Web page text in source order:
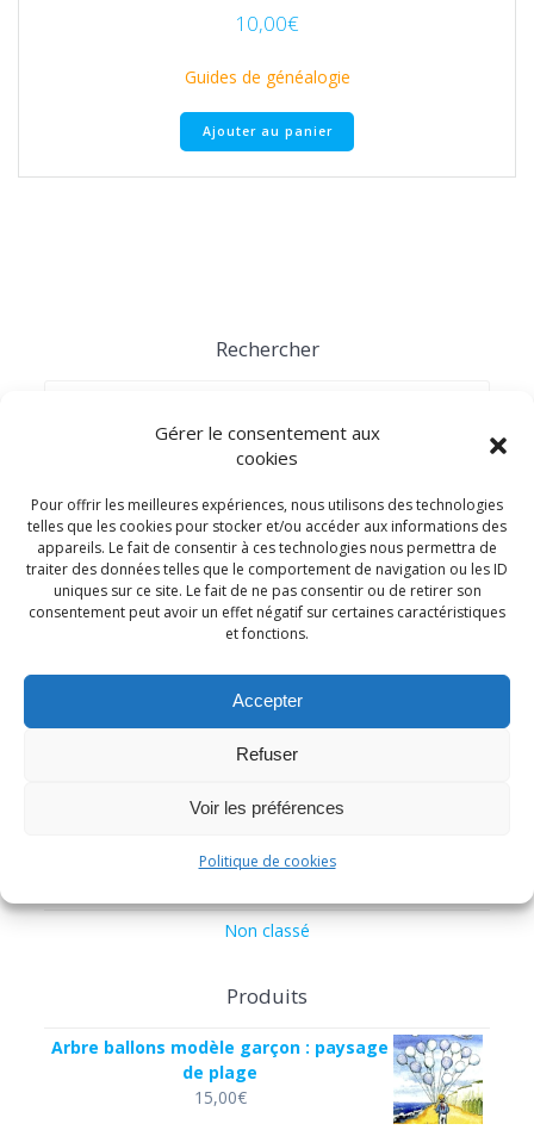
Gérer le consentement aux
cookies
Pour offrir les meilleures expériences, nous utilisons des technologies
telles que les cookies pour stocker et/ou accéder aux informations des
appareils. Le fait de consentir à ces technologies nous permettra de
traiter des données telles que le comportement de navigation ou les ID
uniques sur ce site. Le fait de ne pas consentir ou de retirer son
consentement peut avoir un effet négatif sur certaines caractéristiques
et fonctions.
Accepter
Refuser
Voir les préférences
Politique de cookies
10,00€
Guides de généalogie
Ajouter au panier
Rechercher
Catégories
Adhésion
Arbres généalogiques à remplir
04 générations
05 générations
10 générations
Campénéac
Guerre 39-45
Guides de généalogie
Non classé
Produits
Arbre ballons modèle garçon : paysage
de plage
15,00€